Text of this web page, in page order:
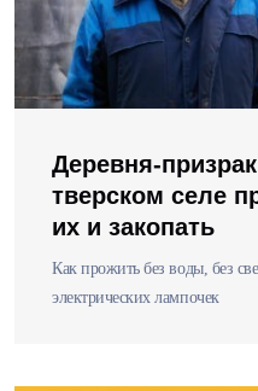
Деревня-
тверском селе
их и закопать
Как прожить без воды, без
электрических лампочек